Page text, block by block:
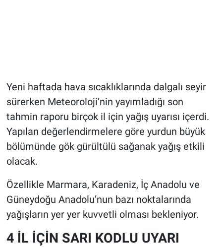
Yeni haftada hava sıcaklıklarında dalgalı seyir
sürerken Meteoroloji’nin yayımladığı son
tahmin raporu birçok il için yağış uyarısı içerdi.
Yapılan değerlendirmelere göre yurdun büyük
bölümünde gök gürültülü sağanak yağış etkili
olacak.
Özellikle Marmara, Karadeniz, İç Anadolu ve
Güneydoğu Anadolu’nun bazı noktalarında
yağışların yer yer kuvvetli olması bekleniyor.
4 İL İÇİN SARI KODLU UYARI